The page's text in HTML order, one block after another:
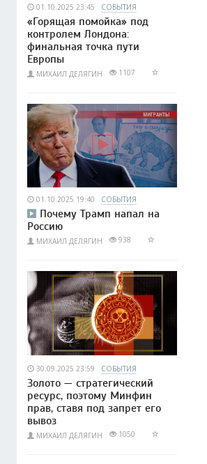
01.10.2025 23:45 СОБЫТИЯ
«Горящая помойка» под
контролем Лондона:
финальная точка пути
Европы
МИХАИЛ ДЕЛЯГИН 1107
01.10.2025 19:40 СОБЫТИЯ
Почему Трамп напал на
Россию
МИХАИЛ ДЕЛЯГИН 938
30.09.2025 23:59 СОБЫТИЯ
Золото — стратегический
ресурс, поэтому Минфин
прав, ставя под запрет его
вывоз
МИХАИЛ ДЕЛЯГИН 1050